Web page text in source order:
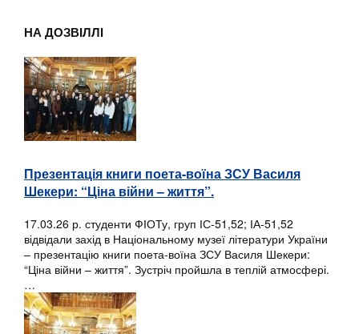
НА ДОЗВІЛЛІ
Презентація книги поета-воїна ЗСУ Василя
Шекери: “Ціна війни – життя”.
17.03.26 р. студенти ФІОТу, груп ІС-51,52; ІА-51,52
відвідали захід в Національному музеї літератури України
– презентацію книги поета-воїна ЗСУ Василя Шекери:
“Ціна війни – життя”. Зустріч пройшла в теплій атмосфері.
…